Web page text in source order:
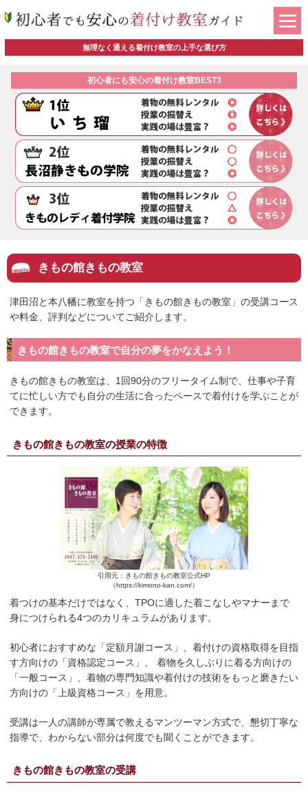
無理なく通える着付け教室の上手な選び方
初心者にも安心の着付け教室BEST3
きもの館きもの教室
津田沼と本八幡に教室を持つ「きもの館きもの教室」の受講コース
や料金、評判などについてご紹介します。
きもの館きもの教室で自分の夢をかなえよう！
きもの館きもの教室は、1回90分のフリータイム制で、仕事や子育
てに忙しい方でも自分の生活に合ったペースで着付けを学ぶことが
できます。
きもの館きもの教室の授業の特徴
引用元：きもの館きもの教室公式HP
（https://kimono-kan.com/）
着つけの基本だけではなく、TPOに適した着こなしやマナーまで
身につけられる4つのカリキュラムがあります。
初心者におすすめな「定額月謝コース」、着付けの資格取得を目指
す方向けの「資格認定コース」、 着物を久しぶりに着る方向けの
「一般コース」、着物の専門知識や着付けの技術をもっと磨きたい
方向けの「上級資格コース」を用意。
受講は一人の講師が専属で教えるマンツーマン方式で、懇切丁寧な
指導で、わからない部分は何度でも聞くことができます。
きもの館きもの教室の受講